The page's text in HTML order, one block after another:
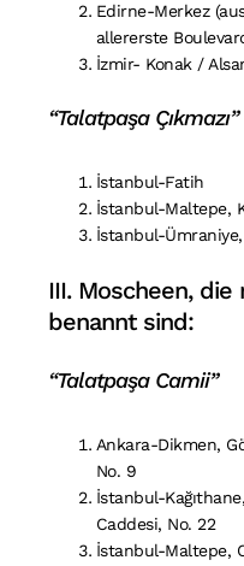
Edirne-Merkez
allererste
İzmir- Konak /
“Talatpaşa Çıkmazı”
İstanbul-Fatih
İstanbul-Maltepe,
İstanbul-Ümraniye,
III. Moscheen, die
benannt sind:
“Talatpaşa Camii”
Ankara-Dikmen,
No. 9
İstanbul-
Caddesi, No. 22
İstanbul-Maltepe,